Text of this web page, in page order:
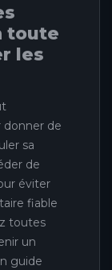
toute
les
donner de
sa
de
éviter
fiable
toutes
un
guide